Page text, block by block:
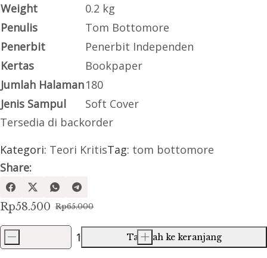
Weight
0.2 kg
Penulis
Tom Bottomore
Penerbit
Penerbit Independen
Kertas
Bookpaper
Jumlah Halaman180
Jenis Sampul
Soft Cover
Rp65.000
Harga
aslinya
adalah:
Rp58.500
Harga
saat
ini
Tersedia di backorder
Kuantitas
- +
Tambah ke keranjang
Kategori: Teori KritisTag: tom bottomore
Share: